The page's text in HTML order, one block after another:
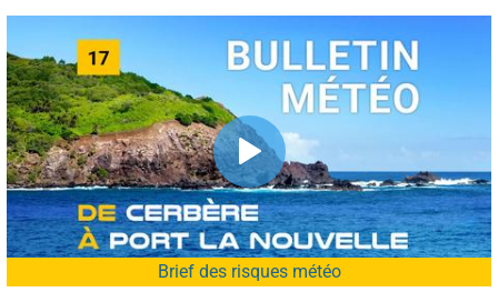
Brief des risques météo